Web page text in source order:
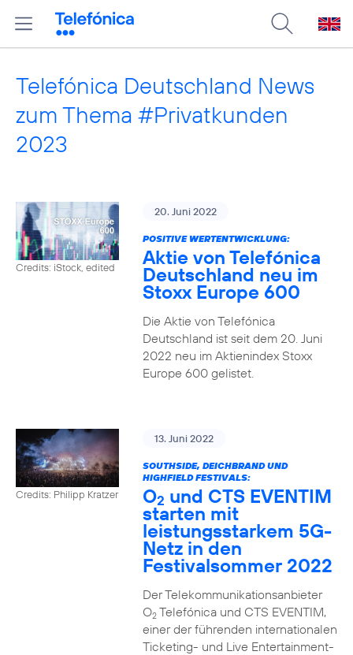
Telefónica Deutschland News
zum Thema #Privatkunden
2023
Credits: iStock, edited
20. Juni 2022
POSITIVE WERTENTWICKLUNG:
Aktie von Telefónica
Deutschland neu im
Stoxx Europe 600
Die Aktie von Telefónica
Deutschland ist seit dem 20. Juni
2022 neu im Aktienindex Stoxx
Europe 600 gelistet.
Credits: Philipp Kratzer
13. Juni 2022
SOUTHSIDE, DEICHBRAND UND
HIGHFIELD FESTIVALS:
O2 und CTS EVENTIM
starten mit
leistungsstarkem 5G-
Netz in den
Festivalsommer 2022
Der Telekommunikationsanbieter
O2Telefónica und CTS EVENTIM,
einer der führenden internationalen
Ticketing- und Live Entertainment-